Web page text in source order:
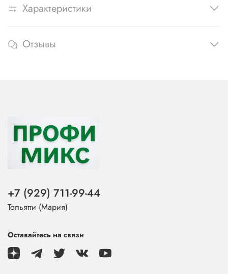
Характеристики
Отзывы
+7 (929) 711-99-44
Тольятти (Мария)
Оставайтесь на связи